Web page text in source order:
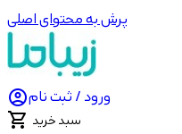
پرش به محتوای اصلی
ورود / ثبت نام
 سبد خرید